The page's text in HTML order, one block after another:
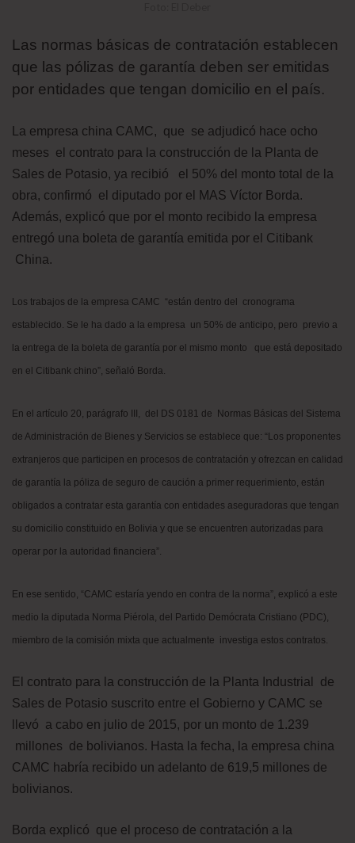
Las normas básicas de contratación establecen
que las pólizas de garantía deben ser emitidas
por entidades que tengan domicilio en el país.
La empresa china CAMC, que se adjudicó hace ocho
meses el contrato para la construcción de la Planta de
Sales de Potasio, ya recibió el 50% del monto total de la
obra, confirmó el diputado por el MAS Víctor Borda.
Además, explicó que por el monto recibido la empresa
entregó una boleta de garantía emitida por el Citibank
China.
Los trabajos de la empresa CAMC “están dentro del cronograma
establecido. Se le ha dado a la empresa un 50% de anticipo, pero previo a
la entrega de la boleta de garantía por el mismo monto que está depositado
en el Citibank chino”, señaló Borda.
En el artículo 20, parágrafo III, del DS 0181 de Normas Básicas del Sistema
de Administración de Bienes y Servicios se establece que: “Los proponentes
extranjeros que participen en procesos de contratación y ofrezcan en calidad
de garantía la póliza de seguro de caución a primer requerimiento, están
obligados a contratar esta garantía con entidades aseguradoras que tengan
su domicilio constituido en Bolivia y que se encuentren autorizadas para
operar por la autoridad financiera”.
En ese sentido, “CAMC estaría yendo en contra de la norma”, explicó a este
medio la diputada Norma Piérola, del Partido Demócrata Cristiano (PDC),
miembro de la comisión mixta que actualmente investiga estos contratos.
El contrato para la construcción de la Planta Industrial de
Sales de Potasio suscrito entre el Gobierno y CAMC se
llevó a cabo en julio de 2015, por un monto de 1.239
millones de bolivianos. Hasta la fecha, la empresa china
CAMC habría recibido un adelanto de 619,5 millones de
bolivianos.
Borda explicó que el proceso de contratación a la